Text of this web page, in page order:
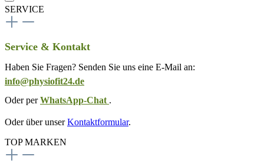
SERVICE
Service & Kontakt
Haben Sie Fragen? Senden Sie uns eine E-Mail an:
info@physiofit24.de
Oder perWhatsApp-Chat .
Oder über unserKontaktformular.
TOP MARKEN